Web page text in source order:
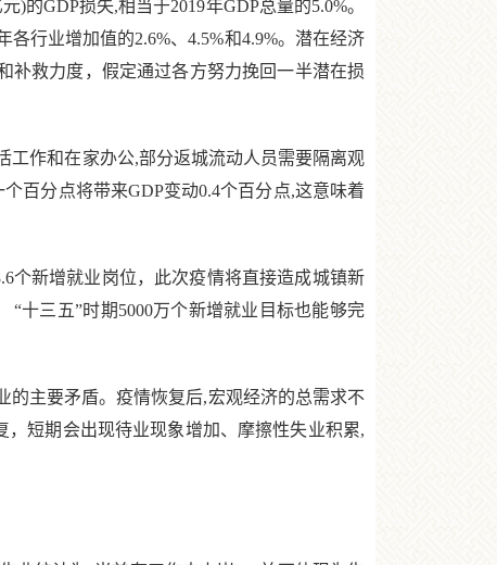
的GDP损失,相当于2019年GDP总量的5.0%。
行业增加值的2.6%、4.5%和4.9%。潜在经济
补救力度，假定通过各方努力挽回一半潜在损
作和在家办公,部分返城流动人员需要隔离观
百分点将带来GDP变动0.4个百分点,这意味着
新增就业岗位，此次疫情将直接造成城镇新
十三五”时期5000万个新增就业目标也能够完
主要矛盾。疫情恢复后,宏观经济的总需求不
短期会出现待业现象增加、摩擦性失业积累,